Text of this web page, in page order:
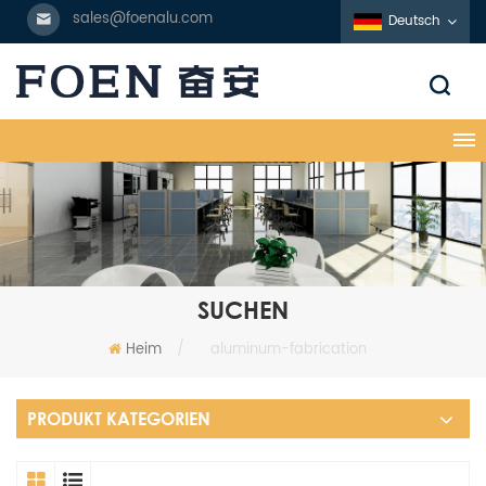
sales@foenalu.com Deutsch
SUCHEN
Heim / aluminum-fabrication
PRODUKT KATEGORIEN